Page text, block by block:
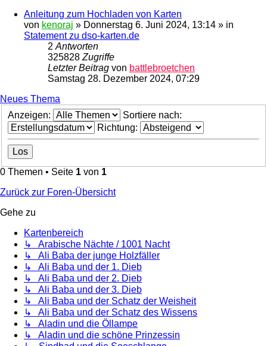
Anleitung zum Hochladen von Karten
von kenoraj » Donnerstag 6. Juni 2024, 13:14 » in
Statement zu dso-karten.de
2Antworten
325828Zugriffe
Letzter Beitrag von battlebroetchen
Samstag 28. Dezember 2024, 07:29
Neues Thema
Anzeigen:
Sortiere nach:
Richtung:
0 Themen • Seite 1 von 1
Zurück zur Foren-Übersicht
Gehe zu
Kartenbereich
↳ Arabische Nächte / 1001 Nacht
↳ Ali Baba der junge Holzfäller
↳ Ali Baba und der 1. Dieb
↳ Ali Baba und der 2. Dieb
↳ Ali Baba und der 3. Dieb
↳ Ali Baba und der Schatz der Weisheit
↳ Ali Baba und der Schatz des Wissens
↳ Aladin und die Öllampe
↳ Aladin und die schöne Prinzessin